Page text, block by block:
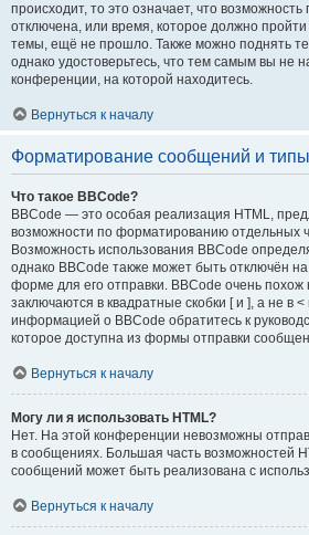
происходит, то это означает, что
отключена, или время, которое должно
темы, ещё не прошло. Также можно поднять
однако удостоверьтесь, что тем самым вы не
конференции, на которой находитесь.
Вернуться к началу
Форматирование сообщений и
Что такое BBCode?
BBCode — это особая реализация HTML,
возможности по форматированию отдельных
Возможность использования BBCode
однако BBCode также может быть отключён
форме для его отправки. BBCode очень похож
заключаются в квадратные скобки [ и ], а не в
информацией о BBCode обратитесь к
которое доступна из формы отправки
Вернуться к началу
Могу ли я использовать HTML?
Нет. На этой конференции невозможны
в сообщениях. Большая часть возможностей
сообщений может быть реализована с
Вернуться к началу